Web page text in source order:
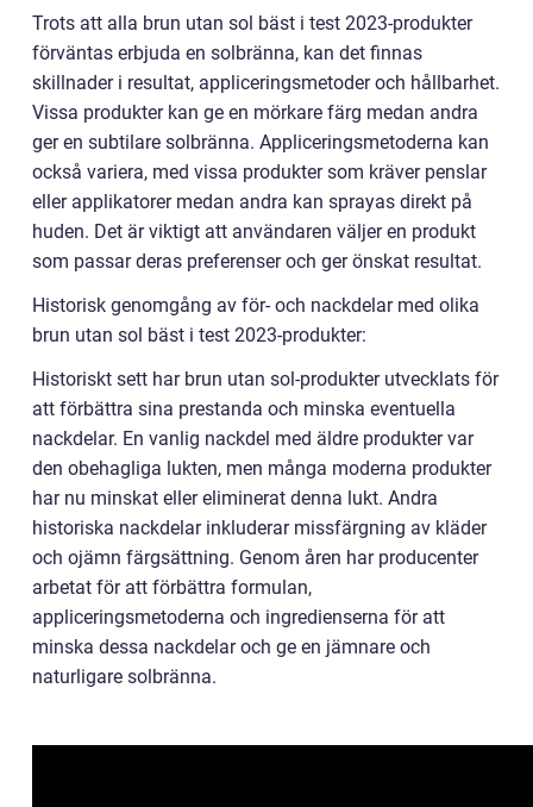
Trots att alla brun utan sol bäst i test 2023-produkter
förväntas erbjuda en solbränna, kan det finnas
skillnader i resultat, appliceringsmetoder och hållbarhet.
Vissa produkter kan ge en mörkare färg medan andra
ger en subtilare solbränna. Appliceringsmetoderna kan
också variera, med vissa produkter som kräver penslar
eller applikatorer medan andra kan sprayas direkt på
huden. Det är viktigt att användaren väljer en produkt
som passar deras preferenser och ger önskat resultat.
Historisk genomgång av för- och nackdelar med olika
brun utan sol bäst i test 2023-produkter:
Historiskt sett har brun utan sol-produkter utvecklats för
att förbättra sina prestanda och minska eventuella
nackdelar. En vanlig nackdel med äldre produkter var
den obehagliga lukten, men många moderna produkter
har nu minskat eller eliminerat denna lukt. Andra
historiska nackdelar inkluderar missfärgning av kläder
och ojämn färgsättning. Genom åren har producenter
arbetat för att förbättra formulan,
appliceringsmetoderna och ingredienserna för att
minska dessa nackdelar och ge en jämnare och
naturligare solbränna.